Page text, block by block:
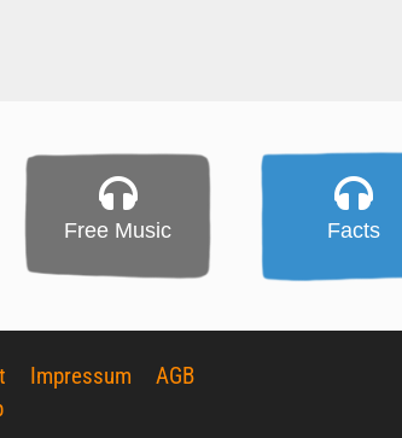
Free Music Facts
Impressum
AGB